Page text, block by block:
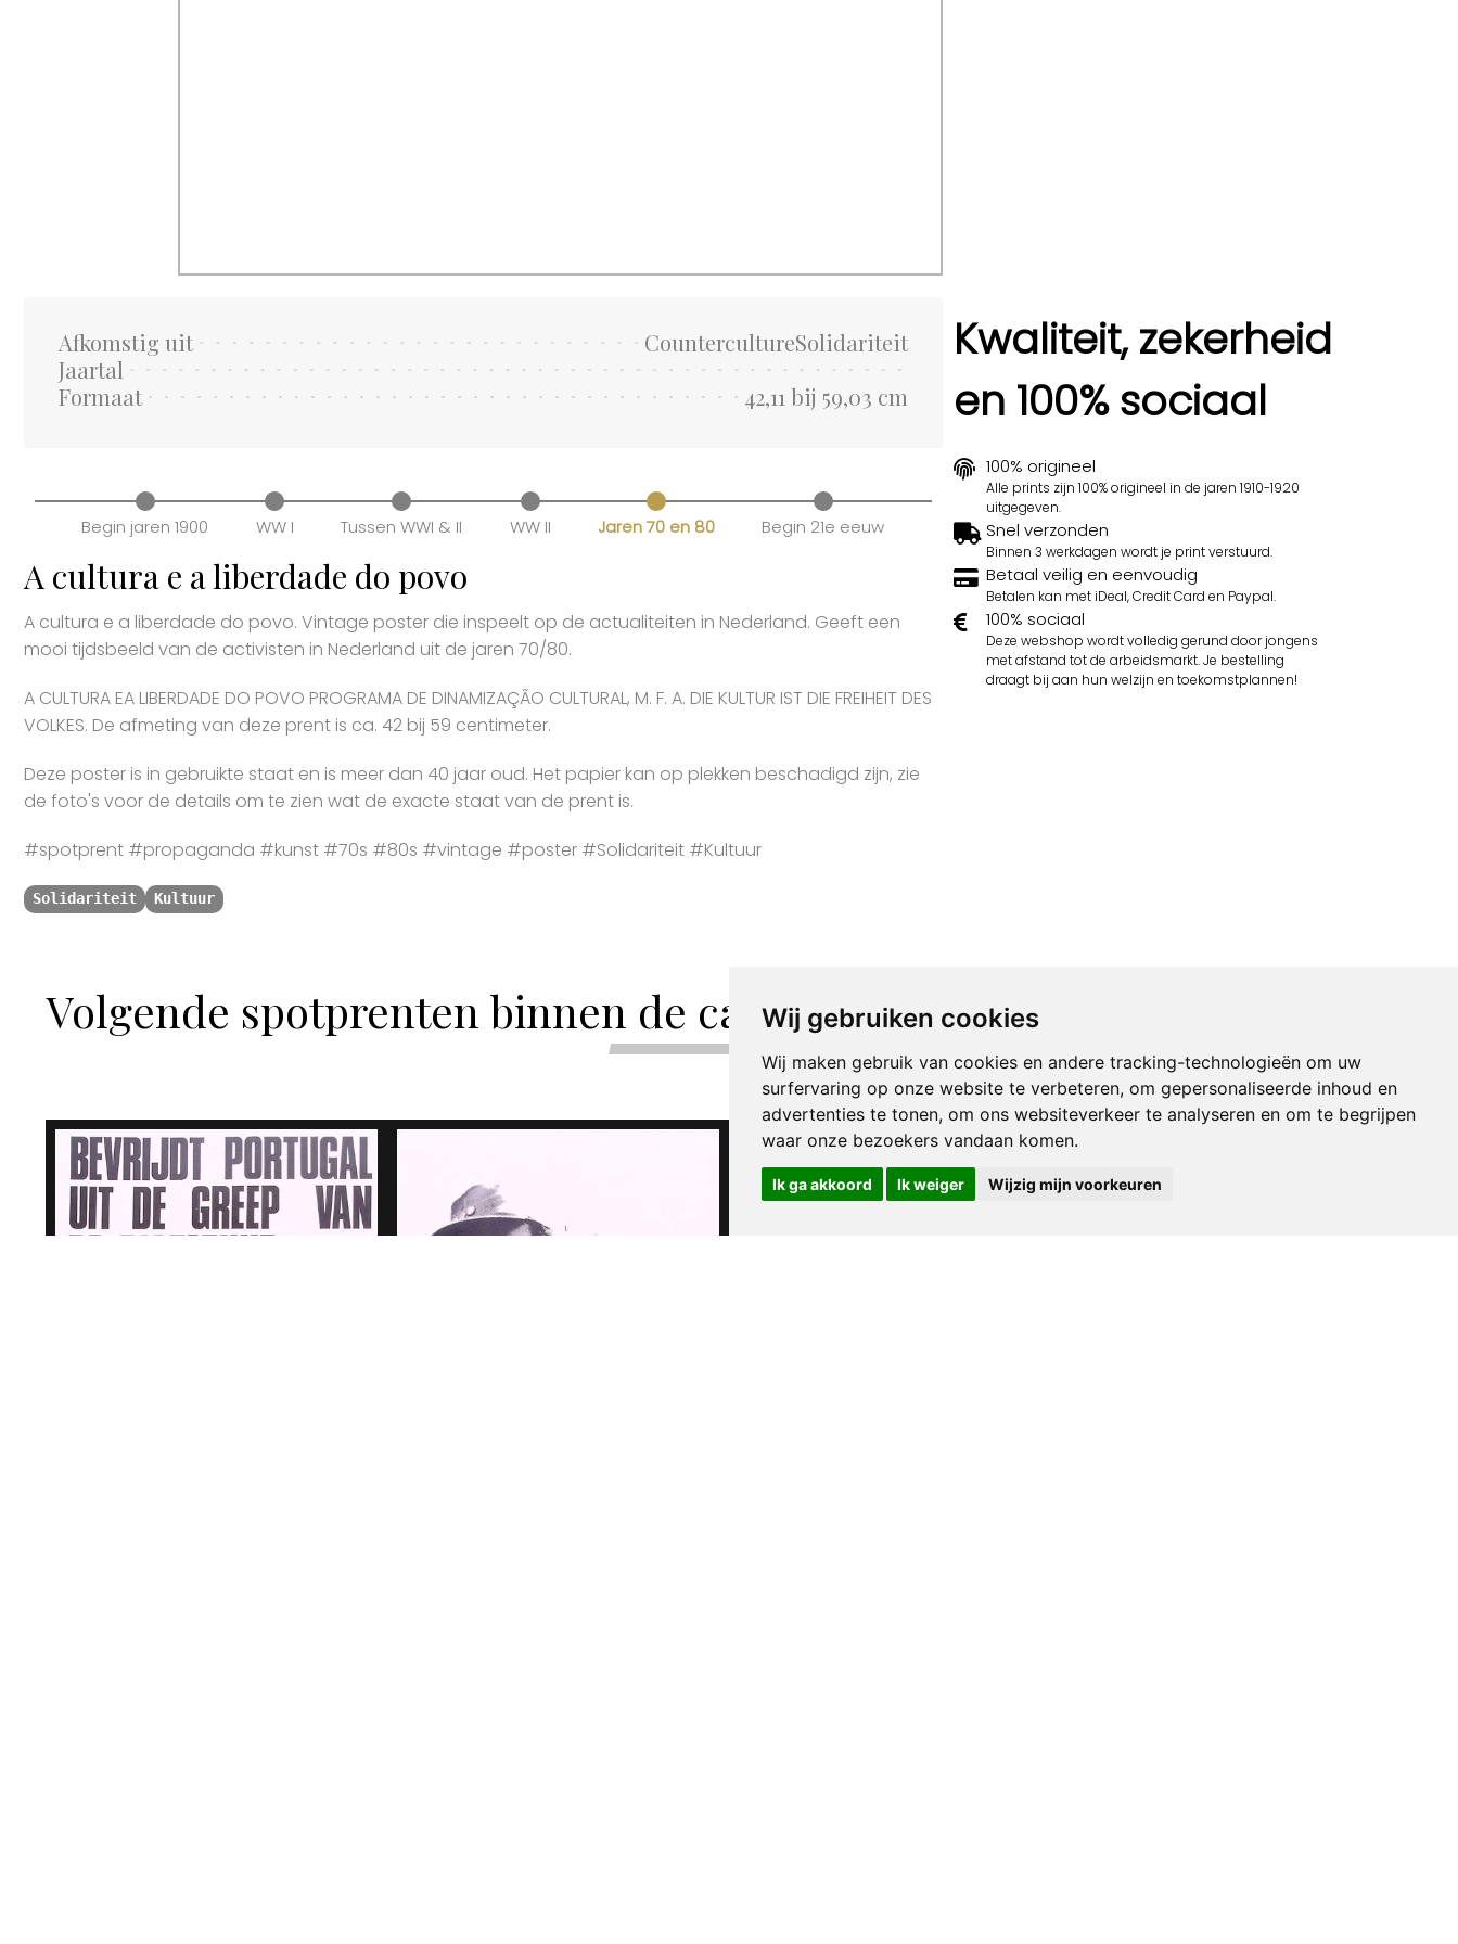
Wij gebruiken cookies
Wij maken gebruik van cookies en andere tracking-technologieën om uw
surfervaring op onze website te verbeteren, om gepersonaliseerde inhoud en
advertenties te tonen, om ons websiteverkeer te analyseren en om te begrijpen
waar onze bezoekers vandaan komen.
Ik ga akkoord Ik weiger Wijzig mijn voorkeuren
Afkomstig uit
CountercultureSolidariteit
Jaartal
Formaat
42,11 bij 59,03 cm
Begin jaren 1900 WW I Tussen WWI & II WW II Jaren 70 en 80 Begin 21e eeuw
A cultura e a liberdade do povo
A cultura e a liberdade do povo. Vintage poster die inspeelt op de actualiteiten in Nederland. Geeft een
mooi tijdsbeeld van de activisten in Nederland uit de jaren 70/80.
A CULTURA EA LIBERDADE DO POVO PROGRAMA DE DINAMIZAÇÃO CULTURAL, M. F. A. DIE KULTUR IST DIE FREIHEIT DES
VOLKES. De afmeting van deze prent is ca. 42 bij 59 centimeter.
Deze poster is in gebruikte staat en is meer dan 40 jaar oud. Het papier kan op plekken beschadigd zijn, zie
de foto's voor de details om te zien wat de exacte staat van de prent is.
#spotprent #propaganda #kunst #70s #80s #vintage #poster #Solidariteit #Kultuur
Solidariteit Kultuur
Kwaliteit, zekerheid
en 100% sociaal
100% origineel
Alle prints zijn 100% origineel in de jaren 1910-1920
uitgegeven.
Snel verzonden
Binnen 3 werkdagen wordt je print verstuurd.
Betaal veilig en eenvoudig
Betalen kan met iDeal, Credit Card en Paypal.
100% sociaal
Deze webshop wordt volledig gerund door jongens
met afstand tot de arbeidsmarkt. Je bestelling
draagt bij aan hun welzijn en toekomstplannen!
Volgende spotprenten binnen de categorie CountercultureSolidariteit